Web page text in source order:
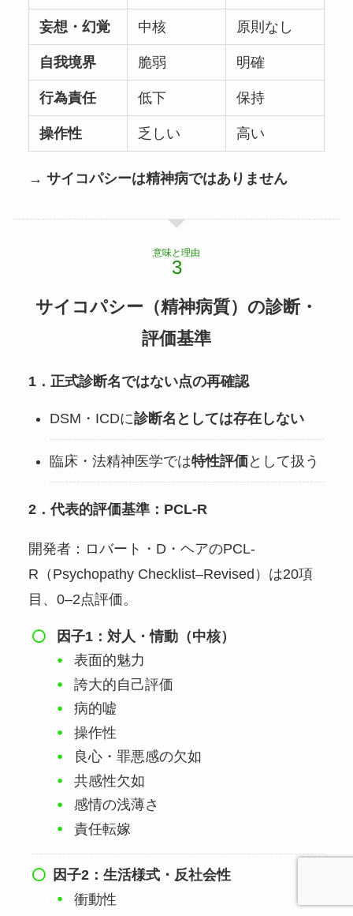
妄想・幻覚 中核 原則なし
自我境界 脆弱 明確
行為責任 低下 保持
操作性 乏しい 高い
→ サイコパシーは精神病ではありません
意味と理由
サイコパシー（精神病質）の診断・
評価基準
1．正式診断名ではない点の再確認
DSM・ICDに診断名としては存在しない
臨床・法精神医学では特性評価として扱う
2．代表的評価基準：PCL-R
開発者：ロバート・D・ヘアのPCL-
R（Psychopathy Checklist–Revised）は20項
目、0–2点評価。
因子1：対人・情動（中核）
表面的魅力
誇大的自己評価
病的嘘
操作性
良心・罪悪感の欠如
共感性欠如
感情の浅薄さ
責任転嫁
因子2：生活様式・反社会性
衝動性